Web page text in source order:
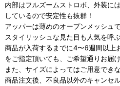
内部はフルズームストロボ、外装に
しているので安定性も抜群！
アッパーは薄めのオープンメッシュ
スタイリッシュな見た目も人気を呼
商品が入荷するまでに4〜6週間以上
をご指定頂いても、ご希望通りお届
また、サイズによってはご用意でき
商品注文後、不良品以外のキャンセ